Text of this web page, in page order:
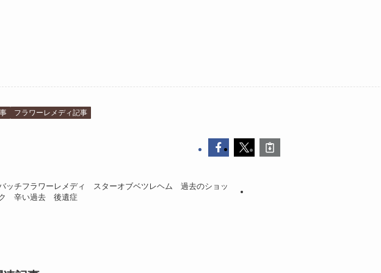
フラワーレメディ記事
ッチフラワーレメディ スターオブベツレヘム 過去のショッ
辛い過去 後遺症